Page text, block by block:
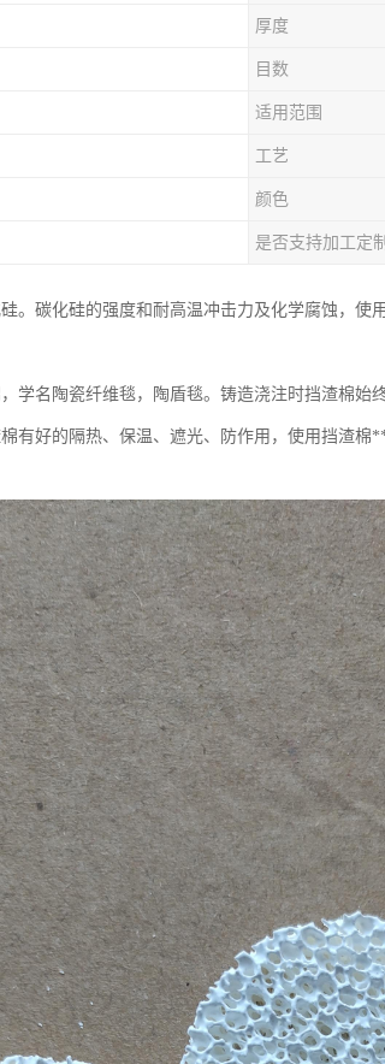
厚度
目数
适用范围
工艺
颜色
是否支持加工定制
。碳化硅的强度和耐高温冲击力及化学腐蚀，使
学名陶瓷纤维毯，陶盾毯。铸造浇注时挡渣棉始
有好的隔热、保温、遮光、防作用，使用挡渣